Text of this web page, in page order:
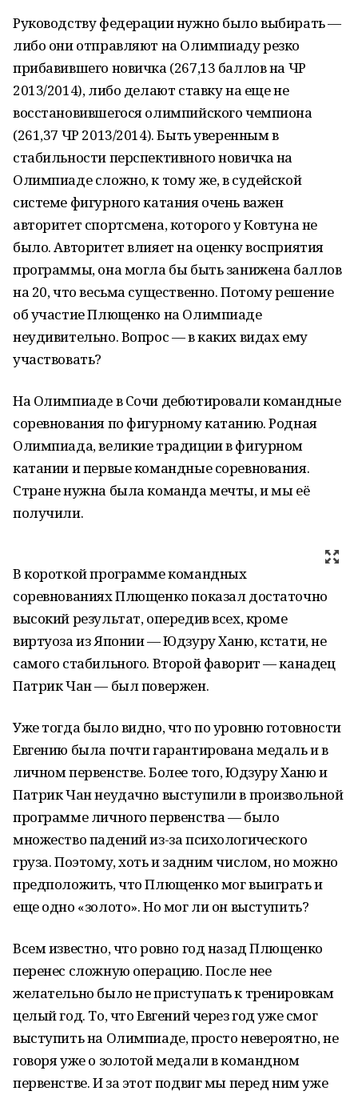
Руководству федерации нужно было выбирать —
либо они отправляют на Олимпиаду резко
прибавившего новичка (267,13 баллов на ЧР
2013/2014), либо делают ставку на еще не
восстановившегося олимпийского чемпиона
(261,37 ЧР 2013/2014). Быть уверенным в
стабильности перспективного новичка на
Олимпиаде сложно, к тому же, в судейской
системе фигурного катания очень важен
авторитет спортсмена, которого у Ковтуна не
было. Авторитет влияет на оценку восприятия
программы, она могла бы быть занижена баллов
на 20, что весьма существенно. Потому решение
об участие Плющенко на Олимпиаде
неудивительно. Вопрос — в каких видах ему
участвовать?
На Олимпиаде в Сочи дебютировали командные
соревнования по фигурному катанию. Родная
Олимпиада, великие традиции в фигурном
катании и первые командные соревнования.
Стране нужна была команда мечты, и мы её
получили.
В короткой программе командных
соревнованиях Плющенко показал достаточно
высокий результат, опередив всех, кроме
виртуоза из Японии — Юдзуру Ханю, кстати, не
самого стабильного. Второй фаворит — канадец
Патрик Чан — был повержен.
Уже тогда было видно, что по уровню готовности
Евгению была почти гарантирована медаль и в
личном первенстве. Более того, Юдзуру Ханю и
Патрик Чан неудачно выступили в произвольной
программе личного первенства — было
множество падений из-за психологического
груза. Поэтому, хоть и задним числом, но можно
предположить, что Плющенко мог выиграть и
еще одно «золото». Но мог ли он выступить?
Всем известно, что ровно год назад Плющенко
перенес сложную операцию. После нее
желательно было не приступать к тренировкам
целый год. То, что Евгений через год уже смог
выступить на Олимпиаде, просто невероятно, не
говоря уже о золотой медали в командном
первенстве. И за этот подвиг мы перед ним уже